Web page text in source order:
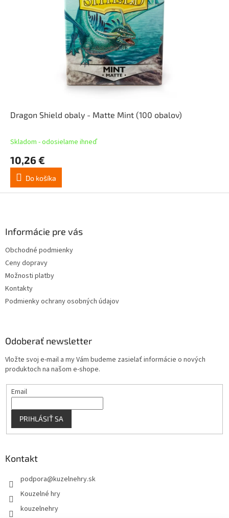
Dragon Shield obaly - Matte Mint (100 obalov)
Skladom - odosielame ihneď
10,26 €
Do košíka
Informácie pre vás
Obchodné podmienky
Ceny dopravy
Možnosti platby
Kontakty
Podmienky ochrany osobných údajov
Odoberať newsletter
Vložte svoj e-mail a my Vám budeme zasielať informácie o nových
produktoch na našom e-shope.
Email
PRIHLÁSIŤ SA
Kontakt
podpora@kuzelnehry.sk
Kouzelné hry
kouzelnehry